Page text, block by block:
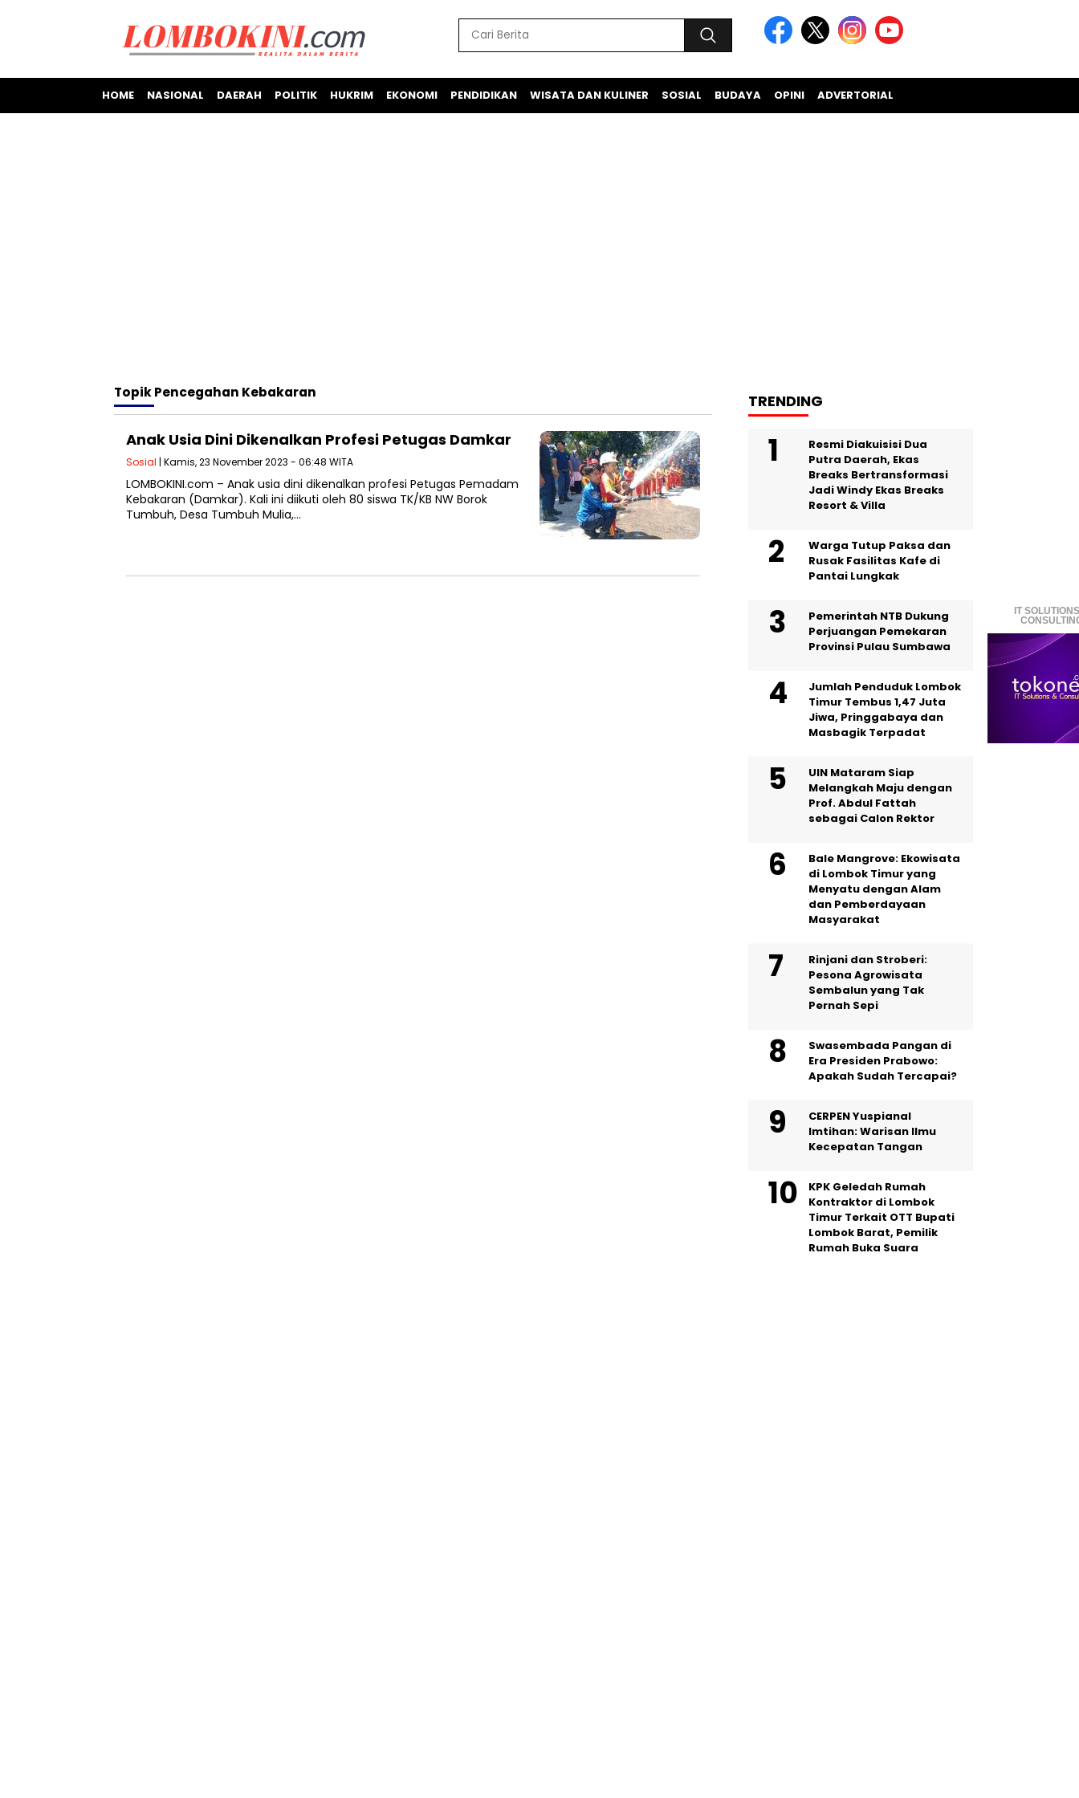
HOME NASIONAL DAERAH POLITIK HUKRIM EKONOMI PENDIDIKAN WISATA DAN KULINER SOSIAL BUDAYA OPINI ADVERTORIAL
IT
TopikPencegahan Kebakaran
Anak Usia Dini Dikenalkan Profesi Petugas Damkar
Sosial | Kamis, 23 November 2023 - 06:48 WITA
LOMBOKINI.com – Anak usia dini dikenalkan profesi Petugas Pemadam
Kebakaran (Damkar). Kali ini diikuti oleh 80 siswa TK/KB NW Borok
Tumbuh, Desa Tumbuh Mulia,…
TRENDING
Resmi Diakuisisi Dua
Putra Daerah, Ekas
Breaks Bertransformasi
Jadi Windy Ekas Breaks
Resort & Villa
Warga Tutup Paksa dan
Rusak Fasilitas Kafe di
Pantai Lungkak
Pemerintah NTB Dukung
Perjuangan Pemekaran
Provinsi Pulau Sumbawa
Jumlah Penduduk Lombok
Timur Tembus 1,47 Juta
Jiwa, Pringgabaya dan
Masbagik Terpadat
UIN Mataram Siap
Melangkah Maju dengan
Prof. Abdul Fattah
sebagai Calon Rektor
Bale Mangrove: Ekowisata
di Lombok Timur yang
Menyatu dengan Alam
dan Pemberdayaan
Masyarakat
Rinjani dan Stroberi:
Pesona Agrowisata
Sembalun yang Tak
Pernah Sepi
Swasembada Pangan di
Era Presiden Prabowo:
Apakah Sudah Tercapai?
CERPEN Yuspianal
Imtihan: Warisan Ilmu
Kecepatan Tangan
KPK Geledah Rumah
Kontraktor di Lombok
Timur Terkait OTT Bupati
Lombok Barat, Pemilik
Rumah Buka Suara